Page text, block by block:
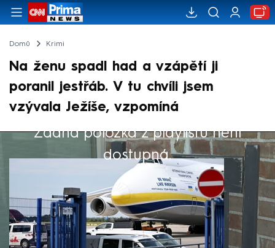
Domů Krimi
Na ženu spadl had a vzápětí ji
poranil jestřáb. V tu chvíli jsem
vzývala Ježíše, vzpomíná
Žádná položka z playlistu není
dostupná.
Výběr redakce